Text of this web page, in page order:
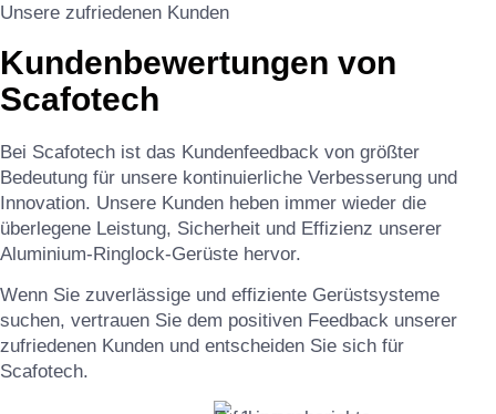
Unsere zufriedenen Kunden
Kundenbewertungen von
Scafotech
Bei Scafotech ist das Kundenfeedback von größter
Bedeutung für unsere kontinuierliche Verbesserung und
Innovation. Unsere Kunden heben immer wieder die
überlegene Leistung, Sicherheit und Effizienz unserer
Aluminium-Ringlock-Gerüste hervor.
Wenn Sie zuverlässige und effiziente Gerüstsysteme
suchen, vertrauen Sie dem positiven Feedback unserer
zufriedenen Kunden und entscheiden Sie sich für
Scafotech.